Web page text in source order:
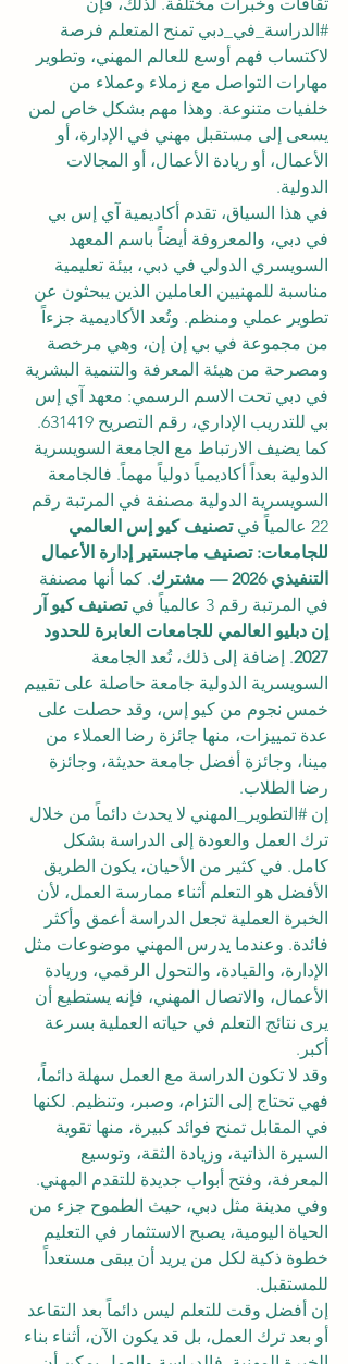
#الدراسة_في_دبي تمنح المتعلم فرصة
لاكتساب فهم أوسع للعالم المهني، وتطوير
مهارات التواصل مع زملاء وعملاء من
خلفيات متنوعة. وهذا مهم بشكل خاص لمن
يسعى إلى مستقبل مهني في الإدارة، أو
الأعمال، أو ريادة الأعمال، أو المجالات
الدولية.
في هذا السياق، تقدم أكاديمية آي إس بي
في دبي، والمعروفة أيضاً باسم المعهد
السويسري الدولي في دبي، بيئة تعليمية
مناسبة للمهنيين العاملين الذين يبحثون عن
تطوير عملي ومنظم. وتُعد الأكاديمية جزءاً
من مجموعة في بي إن إن، وهي مرخصة
ومصرحة من هيئة المعرفة والتنمية البشرية
في دبي تحت الاسم الرسمي: معهد آي إس
بي للتدريب الإداري، رقم التصريح 631419.
كما يضيف الارتباط مع الجامعة السويسرية
الدولية بعداً أكاديمياً دولياً مهماً. فالجامعة
السويسرية الدولية مصنفة في المرتبة رقم
22 عالمياً في
تصنيف كيو إس العالمي
للجامعات: تصنيف ماجستير إدارة الأعمال
التنفيذي 2026 — مشترك
. كما أنها مصنفة
في المرتبة رقم 3 عالمياً في
تصنيف كيو آر
إن دبليو العالمي للجامعات العابرة للحدود
2027. إضافة إلى ذلك، تُعد الجامعة
السويسرية الدولية جامعة حاصلة على تقييم
خمس نجوم من كيو إس، وقد حصلت على
عدة تمييزات، منها جائزة رضا العملاء من
مينا، وجائزة أفضل جامعة حديثة، وجائزة
رضا الطلاب.
إن #التطوير_المهني لا يحدث دائماً من خلال
ترك العمل والعودة إلى الدراسة بشكل
كامل. في كثير من الأحيان، يكون الطريق
الأفضل هو التعلم أثناء ممارسة العمل، لأن
الخبرة العملية تجعل الدراسة أعمق وأكثر
فائدة. وعندما يدرس المهني موضوعات مثل
الإدارة، والقيادة، والتحول الرقمي، وريادة
الأعمال، والاتصال المهني، فإنه يستطيع أن
يرى نتائج التعلم في حياته العملية بسرعة
أكبر.
وقد لا تكون الدراسة مع العمل سهلة دائماً،
فهي تحتاج إلى التزام، وصبر، وتنظيم. لكنها
في المقابل تمنح فوائد كبيرة، منها تقوية
السيرة الذاتية، وزيادة الثقة، وتوسيع
المعرفة، وفتح أبواب جديدة للتقدم المهني.
وفي مدينة مثل دبي، حيث الطموح جزء من
الحياة اليومية، يصبح الاستثمار في التعليم
خطوة ذكية لكل من يريد أن يبقى مستعداً
للمستقبل.
إن أفضل وقت للتعلم ليس دائماً بعد التقاعد
أو بعد ترك العمل، بل قد يكون الآن، أثناء بناء